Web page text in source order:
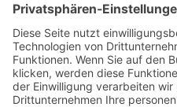
(Einwilligung). Nach der
betroffenen Drittunternehmen
für verschiedene Zwecke.
Zweck, Rechtsgrundlagen,
unter dem Button "Mehr" und
Datenschutzerklärung